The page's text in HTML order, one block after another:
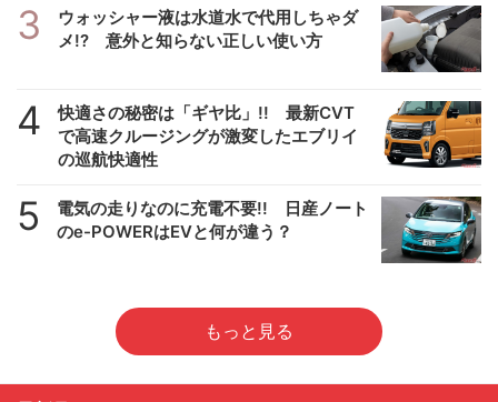
3
ウォッシャー液は水道水で代用しちゃダ
メ!? 意外と知らない正しい使い方
4
快適さの秘密は「ギヤ比」!! 最新CVT
で高速クルージングが激変したエブリイ
の巡航快適性
5
電気の走りなのに充電不要!! 日産ノート
のe-POWERはEVと何が違う？
もっと見る